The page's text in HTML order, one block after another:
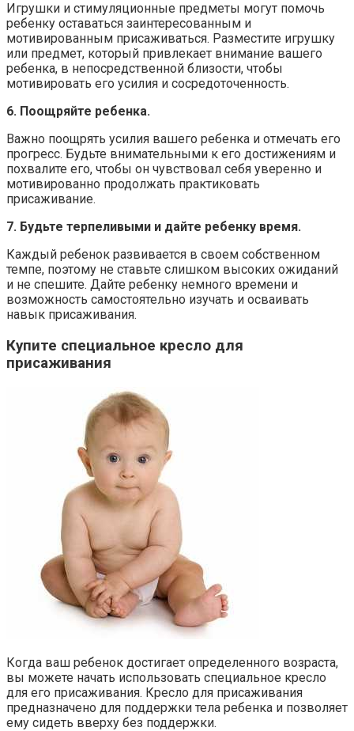
Игрушки и стимуляционные предметы могут помочь
ребенку оставаться заинтересованным и
мотивированным присаживаться. Разместите игрушку
или предмет, который привлекает внимание вашего
ребенка, в непосредственной близости, чтобы
мотивировать его усилия и сосредоточенность.
6. Поощряйте ребенка.
Важно поощрять усилия вашего ребенка и отмечать его
прогресс. Будьте внимательными к его достижениям и
похвалите его, чтобы он чувствовал себя уверенно и
мотивированно продолжать практиковать
присаживание.
7. Будьте терпеливыми и дайте ребенку время.
Каждый ребенок развивается в своем собственном
темпе, поэтому не ставьте слишком высоких ожиданий
и не спешите. Дайте ребенку немного времени и
возможность самостоятельно изучать и осваивать
навык присаживания.
Купите специальное кресло для
присаживания
Когда ваш ребенок достигает определенного возраста,
вы можете начать использовать специальное кресло
для его присаживания. Кресло для присаживания
предназначено для поддержки тела ребенка и позволяет
ему сидеть вверху без поддержки.